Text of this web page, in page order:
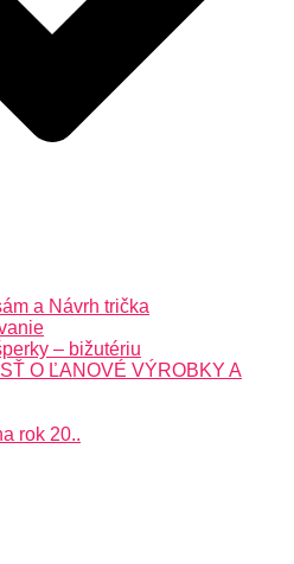
a Návrh trička
– bižutériu
O ĽANOVÉ VÝROBKY A
rok 20..